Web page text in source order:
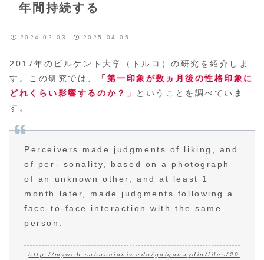
年間持続する
2024.02.03 2025.04.05
2017年のビルケント大学（トルコ）の研究を紹介しま
す。この研究では、
「 第一印象が数ヵ月後の性格印象に
どれくらい影響するのか？
」
ということを調べていま
す。
Perceivers made judgments of liking, and
of per- sonality, based on a photograph
of an unknown other, and at least 1
month later, made judgments following a
face-to-face interaction with the same
person.
http://myweb.sabanciuniv.edu/gulgunaydin/files/20